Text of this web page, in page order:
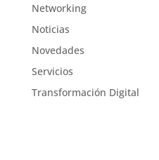
Networking
Noticias
Novedades
Servicios
Transformación Digital